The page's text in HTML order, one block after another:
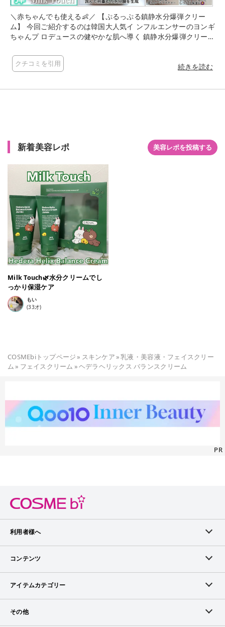
＼赤ちゃんでも使える👶／ 【ぷるっぷる鎮静水分爆弾クリー
ム】 今回ご紹介するのは韓国大人気イ ンフルエンサーのヨンギ
ちゃんプ ロデュースの健やかな肌へ導く 鎮静水分爆弾クリーム
スバランスクリーム ・価格 3,828円 ••┈┈••✼••┈┈••✼••┈┈••✼••
┈┈••✼ ◆商品特長◆ 肌にたっぷり水分と鎮静を与えなが ら荒れ
取得成分"ヘデラヘリックス"は 暑さや寒さに強く水がなくても
肌にのせると ひんやり☺️ 冷蔵庫に入れて日焼けした肌に塗るの
もオススメ！！ 3重のヒアルロン酸が入っているだけ あって、
表面だけじゃなく肌の奥まで しっかり水分補給してくれている
感じ がしました。 保湿力は特別高いという訳ではなくて 超乾
燥肌の人には少し物足りないかも。 どちらかというと春夏向け
のクリーム。 またこのクリームは皮脂刺激指数が 0.00なので
赤ちゃんやアトピー肌の 人でも使いやすい！ 実際肌荒れしてる
肌や日焼けした後 に使っても全くしみませんでした😳😳 クリ
ームのベタつきが苦手で今まで 避けていましたがミルクタッチ
のク リームは全然ベタつかない！！ 肌の赤みも抑えてくれるの
で、朝の メイク前にもぴったりです🙏 ミルクタッチ公式サイト
では6/23日 限定で¥3,828 →¥2,500とお安く購 入出来るのでぜ
ひチェックしてみて ください🎵
クチコミを引用 続きを読む
新着美容レポ 美容レポを投稿する
Milk Touch🌿水分クリームでし
っかり保湿ケア
もい
(33才)
COSMEbiトップページ» スキンケア»乳液・美容液・フェイスクリー
ム» フェイスクリーム »ヘデラヘリックス バランスクリーム
PR
利用者様へ
メンバーログイン
メンバー会員について
アイテム掲載リクエスト
コンテンツ
ランキング
アイテムカテゴリー
スキンケア
その他